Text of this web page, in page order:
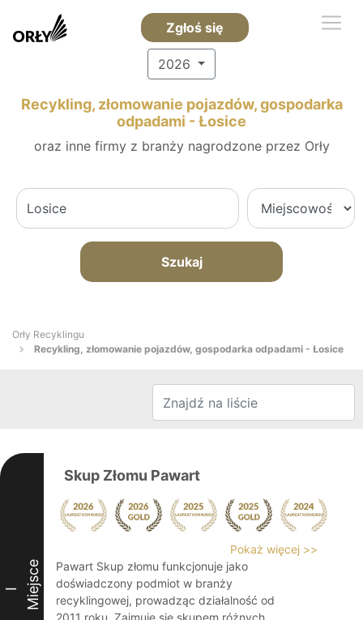
Zgłoś się
2026
Recykling, złomowanie pojazdów, gospodarka
odpadami - Łosice
oraz inne firmy z branży nagrodzone przez Orły
Szukaj
Orły Recyklingu
Recykling, złomowanie pojazdów, gospodarka odpadami - Łosice
I Miejsce
Skup Złomu Pawart
Pokaż więcej >>
Pawart Skup złomu funkcjonuje jako
doświadczony podmiot w branży
recyklingowej, prowadząc działalność od
2011 roku. Zajmuje się skupem różnych